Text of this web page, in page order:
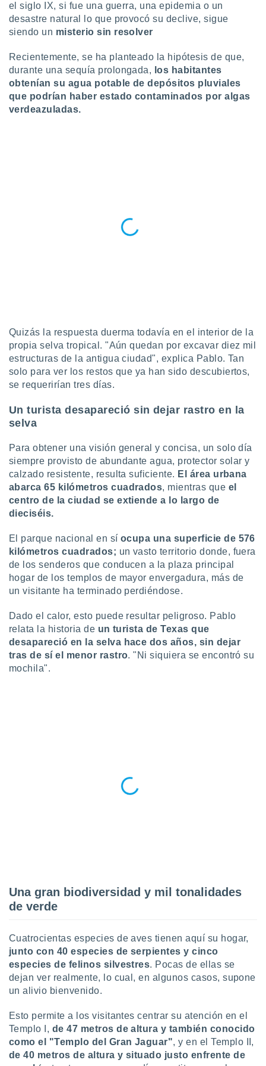
abono
únicos
similares
en
en
en
de
un
datos
perfiles
utilizar
uso de
la
contenido
medir el
publicidad
de
1199
el siglo IX, si fue una guerra, una epidemia o un
desastre natural lo que provocó su declive, sigue
siendo un misterio sin resolver
Recientemente, se ha planteado la hipótesis de que,
durante una sequía prolongada, los habitantes
obtenían su agua potable de depósitos pluviales
que podrían haber estado contaminados por algas
verdeazuladas.
Quizás la respuesta duerma todavía en el interior de la
propia selva tropical. "Aún quedan por excavar diez mil
estructuras de la antigua ciudad", explica Pablo. Tan
solo para ver los restos que ya han sido descubiertos,
se requerirían tres días.
Un turista desapareció sin dejar rastro en la
selva
Para obtener una visión general y concisa, un solo día
siempre provisto de abundante agua, protector solar y
calzado resistente, resulta suficiente. El área urbana
abarca 65 kilómetros cuadrados, mientras que el
centro de la ciudad se extiende a lo largo de
dieciséis.
El parque nacional en sí ocupa una superficie de 576
kilómetros cuadrados; un vasto territorio donde, fuera
de los senderos que conducen a la plaza principal
hogar de los templos de mayor envergadura, más de
un visitante ha terminado perdiéndose.
Dado el calor, esto puede resultar peligroso. Pablo
relata la historia de un turista de Texas que
desapareció en la selva hace dos años, sin dejar
tras de sí el menor rastro. "Ni siquiera se encontró su
mochila".
Una gran biodiversidad y mil tonalidades
de verde
Cuatrocientas especies de aves tienen aquí su hogar,
junto con 40 especies de serpientes y cinco
especies de felinos silvestres. Pocas de ellas se
dejan ver realmente, lo cual, en algunos casos, supone
un alivio bienvenido.
Esto permite a los visitantes centrar su atención en el
Templo I, de 47 metros de altura y también conocido
como el "Templo del Gran Jaguar", y en el Templo II,
de 40 metros de altura y situado justo enfrente de